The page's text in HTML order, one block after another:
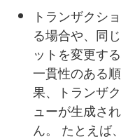
トランザクシ
る場合や、同
ットを変更す
一貫性のある
果、トランザ
ューが生成さ
ん。 たとえば